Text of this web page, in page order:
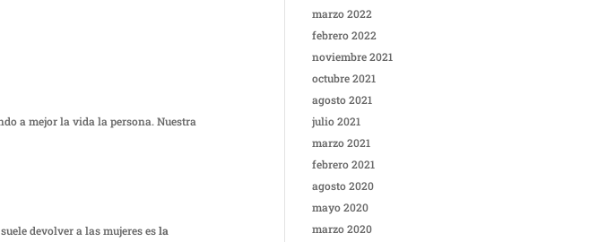
a mejor la vida la persona. Nuestra
devolver a las mujeres esla
marzo 2022
febrero 2022
noviembre 2021
octubre 2021
agosto 2021
julio 2021
marzo 2021
febrero 2021
agosto 2020
mayo 2020
marzo 2020